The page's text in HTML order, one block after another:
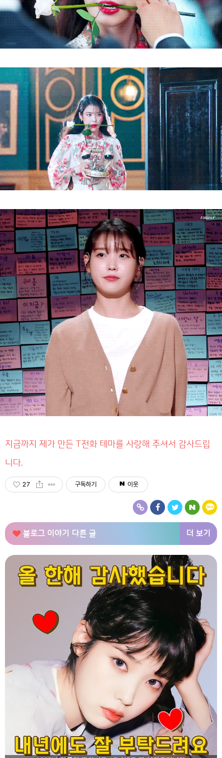
지금까지 제가 만든 T전화 테마를 사랑해 주셔서 감사드립
니다.
27 구독하기 이웃
블로그 이야기 다른 글 더 보기